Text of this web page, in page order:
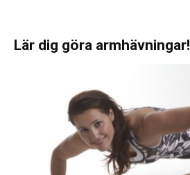
Lär dig göra armhävningar!